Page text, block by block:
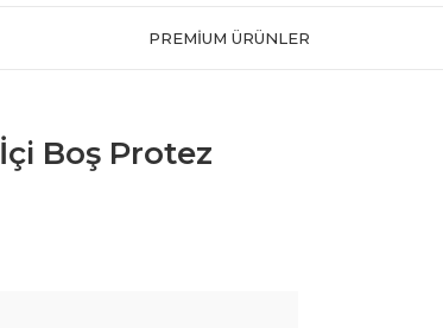
PREMIUM ÜRÜNLER
Boş Protez